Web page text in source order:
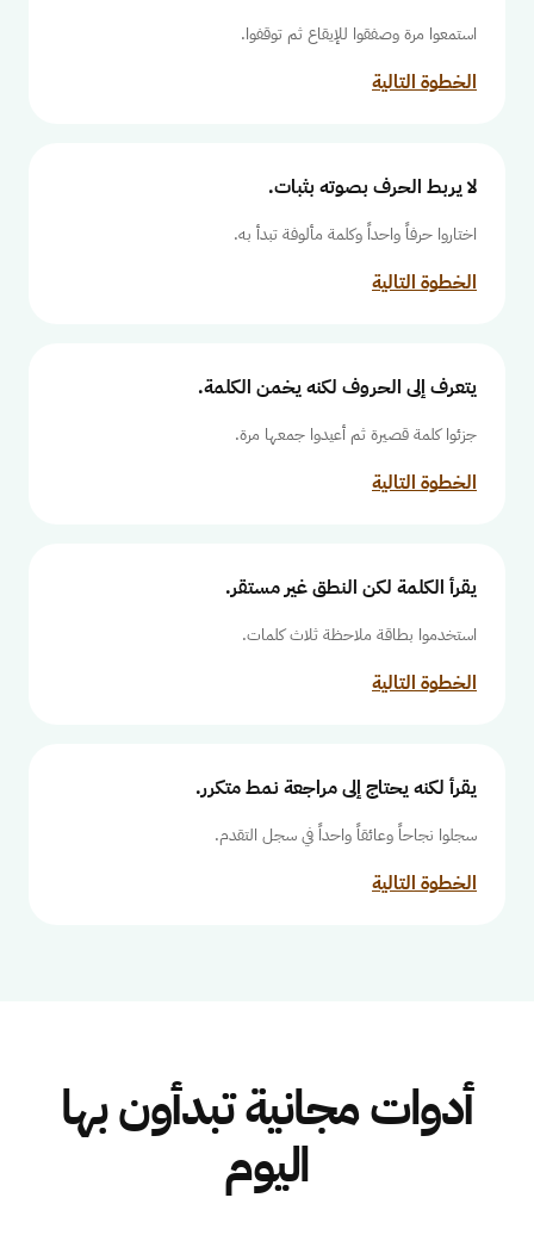
استمعوا مرة وصفقوا للإيقاع ثم توقفوا.
الخطوة التالية
لا يربط الحرف بصوته بثبات.
اختاروا حرفاً واحداً وكلمة مألوفة تبدأ به.
الخطوة التالية
يتعرف إلى الحروف لكنه يخمن الكلمة.
جزئوا كلمة قصيرة ثم أعيدوا جمعها مرة.
الخطوة التالية
يقرأ الكلمة لكن النطق غير مستقر.
استخدموا بطاقة ملاحظة ثلاث كلمات.
الخطوة التالية
يقرأ لكنه يحتاج إلى مراجعة نمط متكرر.
سجلوا نجاحاً وعائقاً واحداً في سجل التقدم.
الخطوة التالية
أدوات مجانية تبدأون بها
اليوم